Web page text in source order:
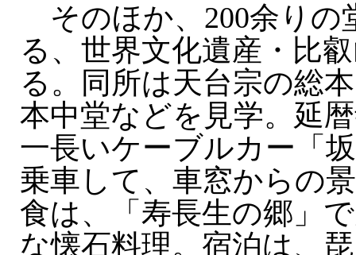
そのほか、200余りの
る、世界文化遺産・比
る。同所は天台宗の総
本中堂などを見学。延
一長いケーブルカー「
乗車して、車窓からの
食は、「寿長生の郷」
な懐石料理。宿泊は、